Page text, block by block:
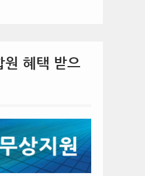
원 혜택 받으